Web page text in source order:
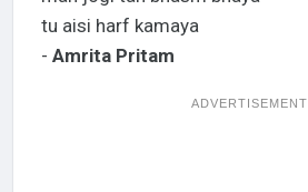
tu aisi harf kamaya
- Amrita Pritam
ADVERTISEMENT